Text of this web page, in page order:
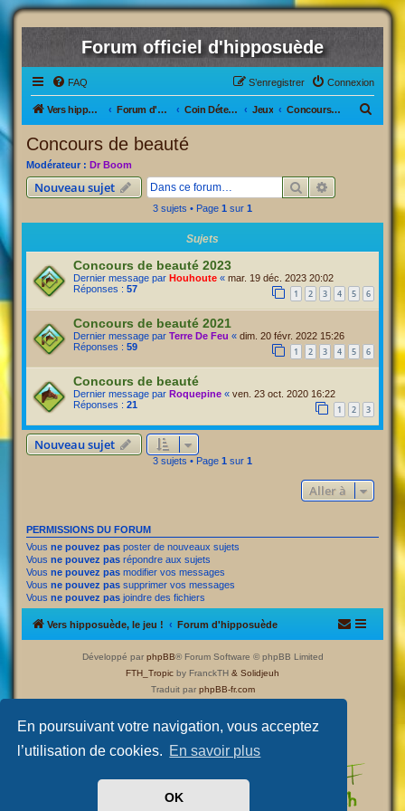
En poursuivant votre navigation, vous acceptez
l’utilisation de cookies. En savoir plus
OK
Forum officiel d'hipposuède
FAQ Connexion
S’enregistrer
Vers hipposuède, le jeu ! Forum d'hipposuède Coin Détente Jeux Concours de beauté
r
Concours de beauté
Modérateur : Dr Boom
Nouveau sujet RechercherRecherche
3 sujets • Page 1 sur 1
Sujets
Concours de beauté 2023
Dernier message par Houhoute « mar. 19 déc. 2023 20:02
Réponses : 57 1 2 3 4 5 6
Concours de beauté 2021
Dernier message par Terre De Feu « dim. 20 févr. 2022 15:26
Réponses : 59 1 2 3 4 5 6
Concours de beauté
Dernier message par Roquepine « ven. 23 oct. 2020 16:22
Réponses : 21 1 2 3
Nouveau sujet
3 sujets • Page 1 sur 1
Aller à
PERMISSIONS DU FORUM
Vous ne pouvez pas poster de nouveaux sujets
Vous ne pouvez pas répondre aux sujets
Vous ne pouvez pas modifier vos messages
Vous ne pouvez pas supprimer vos messages
Vous ne pouvez pas joindre des fichiers
Vers hipposuède, le jeu ! Forum d'hipposuède
Développé par phpBB® Forum Software © phpBB Limited
FTH_Tropic by FranckTH & Solidjeuh
Traduit par phpBB-fr.com